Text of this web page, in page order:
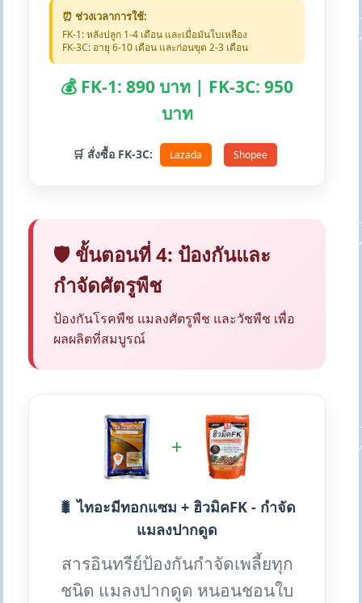
⏰ ช่วงเวลาการใช้:
FK-1: หลังปลูก 1-4 เดือน และเมื่อมันใบเหลือง
FK-3C: อายุ 6-10 เดือน และก่อนขุด 2-3 เดือน
💰 FK-1: 890 บาท | FK-3C: 950
บาท
🛒 สั่งซื้อ FK-3C: Lazada Shopee
🛡️ ขั้นตอนที่ 4: ป้องกันและ
กำจัดศัตรูพืช
ป้องกันโรคพืช แมลงศัตรูพืช และวัชพืช เพื่อ
ผลผลิตที่สมบูรณ์
+
🐛 ไทอะมีทอกแซม + ฮิวมิคFK - กำจัด
แมลงปากดูด
สารอินทรีย์ป้องกันกำจัดเพลี้ยทุก
ชนิด แมลงปากดูด หนอนชอนใบ